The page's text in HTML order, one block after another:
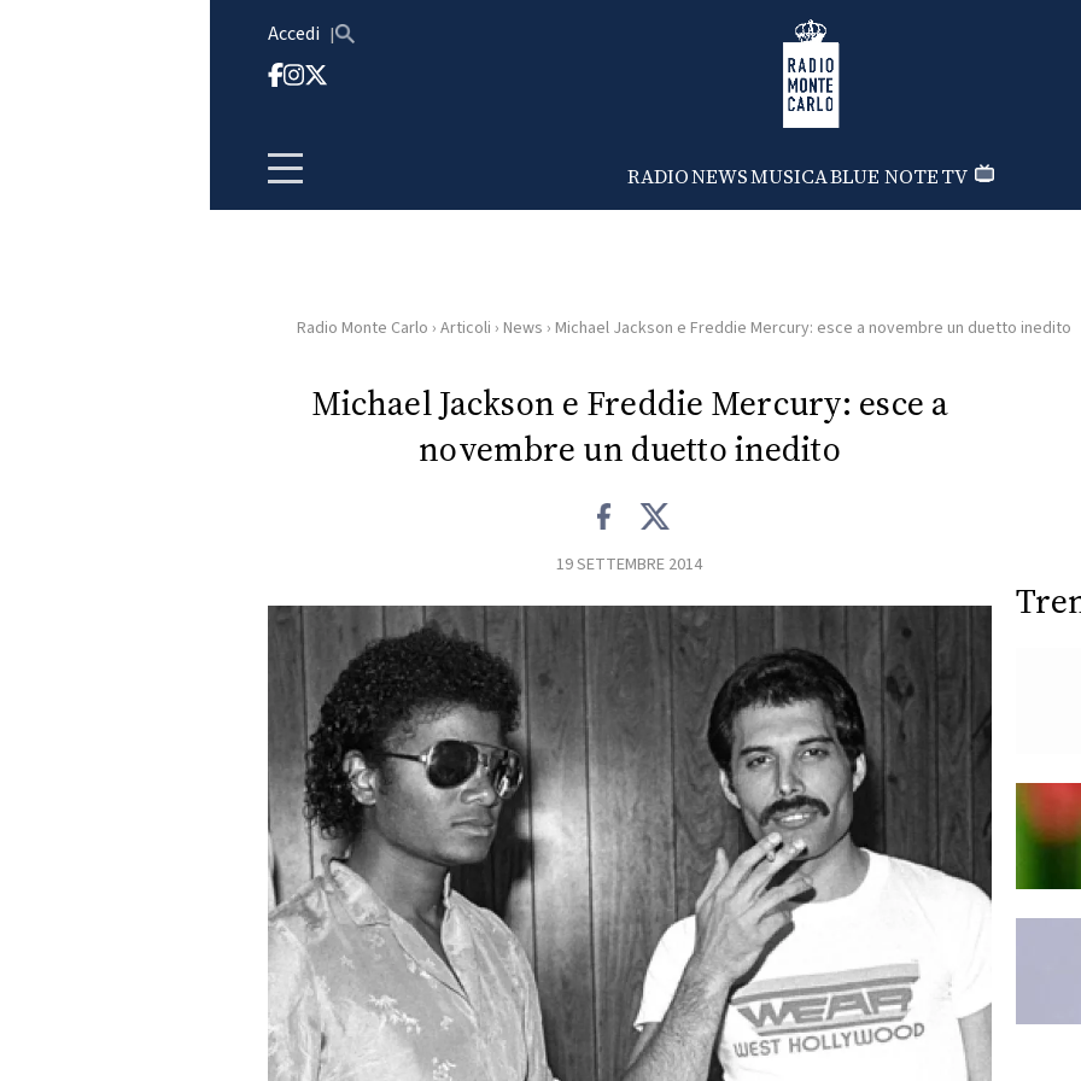
Accedi Radio Monte Carlo
RADIONEWSMUSICABLUE NOTETV
HOME
RADIO
CONCORSI
EVENTI
VIDEO
PRINCIPATO
Radio Monte Carlo › Articoli › News › Michael Jackson e Freddie Mercury: esce a novembre un duetto inedito
Michael Jackson e Freddie Mercury: esce a
novembre un duetto inedito
19 SETTEMBRE 2014